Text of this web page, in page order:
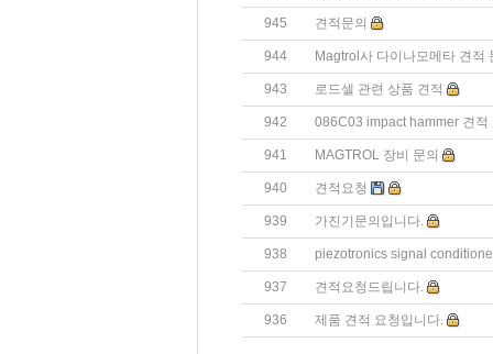
945 견적문의
944 Magtrol사 다이나모메타 견적
943 로드셀 관련 상품 견적
942 086C03 impact hammer 견적
941 MAGTROL 장비 문의
940 견적요청
939 가진기문의입니다.
938 piezotronics signal
937 견적요청드립니다.
936 제품 견적 요청입니다.